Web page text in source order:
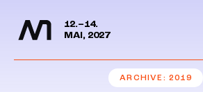
Jump to content
12.–14.
MAI, 2027
ARCHIVE 2019